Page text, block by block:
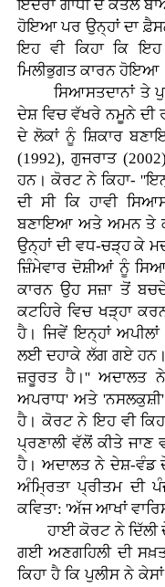
ਇੰਦਰਾ ਗਾਂਧੀ ਦੇ ਕਤਲ
ਹੋਇਆ ਪਰ ਉਨ੍ਹਾਂ ਦਾ
ਇਹ ਵੀ ਕਿਹਾ ਕਿ
ਮਿਲੀਭੁਗਤ ਕਾਰਨ
ਸਿਆਸਤਦਾਨਾਂ ਤੇ
ਦੇਸ਼ ਵਿਚ ਵੱਖਰੇ ਨਮੂਨੇ ਦੀ
ਦੇ ਲੋਕਾਂ ਨੂੰ ਸ਼ਿਕਾਰ
(1992), ਗੁਜਰਾਤ
ਹਨ। ਕੋਰਟ ਨੇ ਕਿਹਾ-
ਦੀ ਸੀ ਕਿ ਹਾਵੀ
ਬਣਾਇਆ ਅਤੇ ਅਮਨ ਤੇ
ਉਨ੍ਹਾਂ ਦੀ ਵਧ-ਚੜ੍ਹ ਕੇ
ਜ਼ਿੰਮੇਵਾਰ ਦੋਸ਼ੀਆਂ ਨੂੰ
ਕਾਰਨ ਉਹ ਸਜ਼ਾ ਤੋਂ
ਕਟਹਿਰੇ ਵਿਚ ਖੜ੍ਹਾ
ਹੈ। ਜਿਵੇਂ ਇਨ੍ਹਾਂ
ਲਈ ਦਹਾਕੇ ਲੱਗ ਗਏ ਹਨ।
ਜ਼ਰੂਰਤ ਹੈ।'' ਅਦਾਲਤ ਨੇ
ਅਪਰਾਧ' ਅਤੇ 'ਨਸਲਕੁਸ਼ੀ'
ਹੈ। ਕੋਰਟ ਨੇ ਇਹ ਵੀ
ਪ੍ਰਣਾਲੀ ਵੱਲੋਂ ਕੀਤੇ ਜਾਣ
ਹੈ। ਅਦਾਲਤ ਨੇ ਦੇਸ਼-ਵੰਡ
ਅੰਮ੍ਰਿਤਾ ਪ੍ਰੀਤਮ ਦੀ
ਕਵਿਤਾ: 'ਅੱਜ ਆਖਾਂ
ਹਾਈ ਕੋਰਟ ਨੇ ਦਿੱਲੀ ਦੇ
ਗਈ ਅਣਗਹਿਲੀ ਦੀ
ਕਿਹਾ ਹੈ ਕਿ ਪੁਲੀਸ ਨੇ